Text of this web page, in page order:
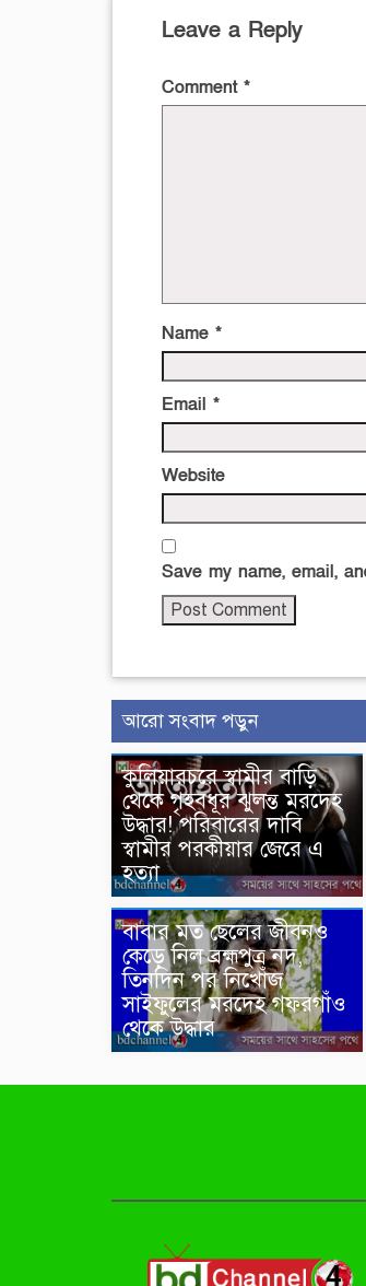
Leave a Reply
Comment *
Name *
Email *
Website
Save my name, email,
আরো সংবাদ পড়ুন
কুলিয়ারচরে স্বামীর বাড়ি
থেকে গৃহবধূর ঝুলন্ত মরদেহ
উদ্ধার! পরিবারের দাবি
স্বামীর পরকীয়ার জেরে এ
হত্যা
বাবার মত ছেলের জীবনও
কেড়ে নিল ব্রহ্মপুত্র নদ,
তিনদিন পর নিখোঁজ
সাইফুলের মরদেহ গফরগাঁও
থেকে উদ্ধার